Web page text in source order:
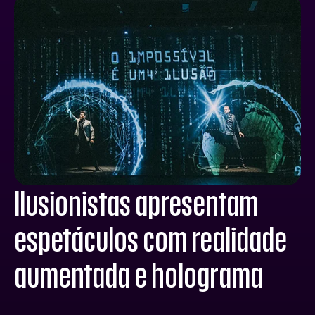
Ilusionistas apresentam
espetáculos com realidade
aumentada e holograma